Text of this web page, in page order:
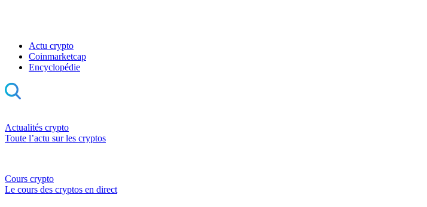
Actu crypto
Coinmarketcap
Encyclopédie
Actualités crypto
Toute l’actu sur les cryptos
Cours crypto
Le cours des cryptos en direct